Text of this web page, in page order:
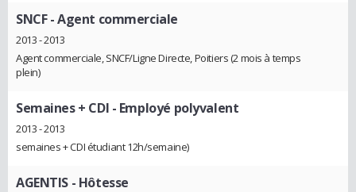
SNCF- Agent commerciale
2013 - 2013
Agent commerciale, SNCF/Ligne Directe, Poitiers (2 mois à temps
plein)
Semaines + CDI - Employé polyvalent
2013 - 2013
semaines + CDI étudiant 12h/semaine)
AGENTIS - Hôtesse